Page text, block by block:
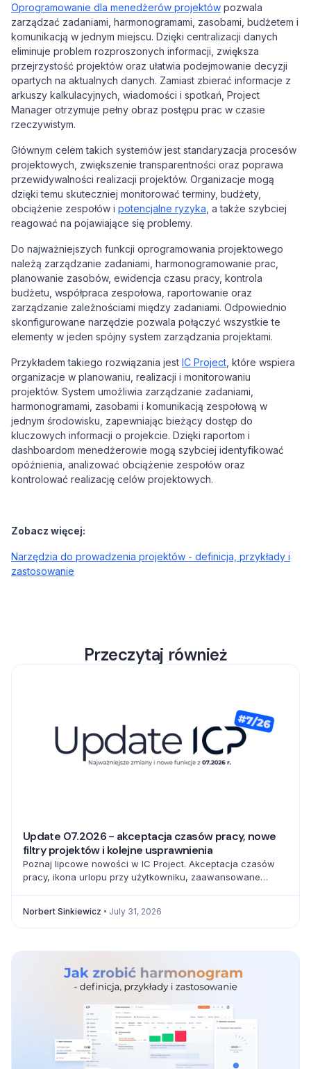
Oprogramowanie dla menedżerów projektów pozwala
zarządzać zadaniami, harmonogramami, zasobami, budżetem i
komunikacją w jednym miejscu. Dzięki centralizacji danych
eliminuje problem rozproszonych informacji, zwiększa
przejrzystość projektów oraz ułatwia podejmowanie decyzji
opartych na aktualnych danych. Zamiast zbierać informacje z
arkuszy kalkulacyjnych, wiadomości i spotkań, Project
Manager otrzymuje pełny obraz postępu prac w czasie
rzeczywistym.
Głównym celem takich systemów jest standaryzacja procesów
projektowych, zwiększenie transparentności oraz poprawa
przewidywalności realizacji projektów. Organizacje mogą
dzięki temu skuteczniej monitorować terminy, budżety,
obciążenie zespołów i potencjalne ryzyka , a także szybciej
reagować na pojawiające się problemy.
Do najważniejszych funkcji oprogramowania projektowego
należą zarządzanie zadaniami, harmonogramowanie prac,
planowanie zasobów, ewidencja czasu pracy, kontrola
budżetu, współpraca zespołowa, raportowanie oraz
zarządzanie zależnościami między zadaniami. Odpowiednio
skonfigurowane narzędzie pozwala połączyć wszystkie te
elementy w jeden spójny system zarządzania projektami.
Przykładem takiego rozwiązania jest IC Project , które wspiera
organizacje w planowaniu, realizacji i monitorowaniu
projektów. System umożliwia zarządzanie zadaniami,
harmonogramami, zasobami i komunikacją zespołową w
jednym środowisku, zapewniając bieżący dostęp do
kluczowych informacji o projekcie. Dzięki raportom i
dashboardom menedżerowie mogą szybciej identyfikować
opóźnienia, analizować obciążenie zespołów oraz
kontrolować realizację celów projektowych.
Zobacz więcej:
Narzędzia do prowadzenia projektów - definicja, przykłady i
zastosowanie
Przeczytaj również
Update 07.2026 - akceptacja czasów pracy, nowe
filtry projektów i kolejne usprawnienia
Poznaj lipcowe nowości w IC Project. Akceptacja czasów
pracy, ikona urlopu przy użytkowniku, zaawansowane
Norbert Sinkiewicz July 31, 2026